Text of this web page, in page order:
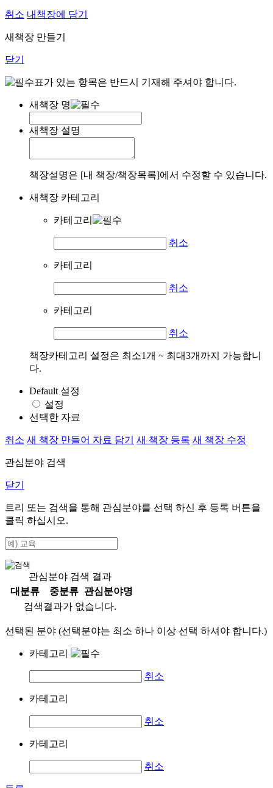
취소 내책장에 담기
새책장 만들기
닫기
표가 있는 항목은 반드시 기재해 주셔야 합니다.
새책장 명
새책장 설명
책장설명은 [내 책장/책장목록]에서 수정할 수 있습니다.
새책장 카테고리
카테고리
취소
카테고리
취소
카테고리
취소
책장카테고리 설정은 최소1개 ~ 최대3개까지 가능합니
다.
Default 설정
설정
선택한 자료
취소 새 책장 만들어 자료 담기 새 책장 등록 새 책장 수정
관심분야 검색
닫기
트리 또는 검색을 통해 관심분야를 선택 하신 후 등록 버튼을
클릭 하십시오.
관심분야 검색 결과
대분류
중분류
관심분야명
검색결과가 없습니다.
선택된 분야 (선택분야는 최소 하나 이상 선택 하셔야 합니다.)
카테고리
취소
카테고리
취소
카테고리
취소